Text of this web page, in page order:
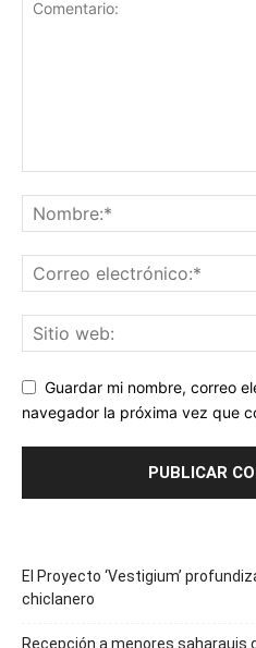
Guardar mi nombre, correo
navegador la próxima vez que
El Proyecto ‘Vestigium’
chiclanero
Recepción a menores saharauis